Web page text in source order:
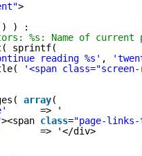
>
) :
%s: Name of current
sprintf(
reading %s' ,
'<span
array(
=> '
><span class="page-
=> '</div>